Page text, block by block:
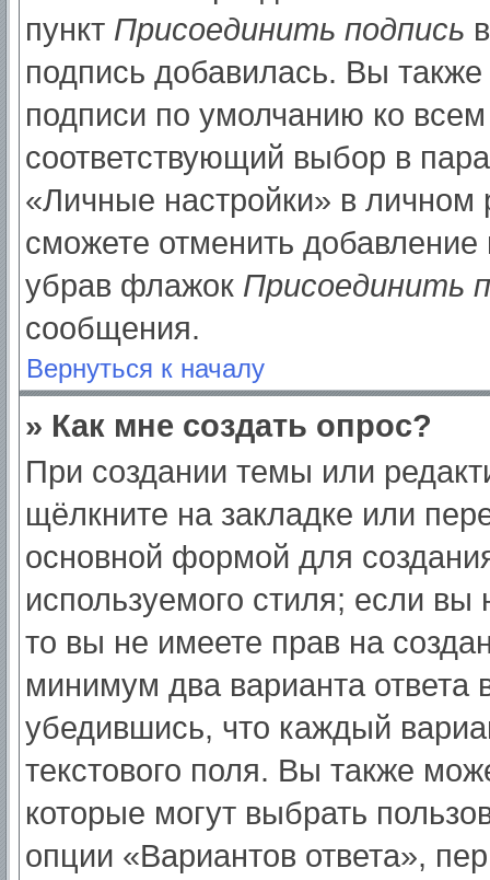
пункт Присоединить подпись
подпись добавилась. Вы
подписи по умолчанию ко
соответствующий выбор в
«Личные настройки» в
сможете отменить
убрав флажок Присоединить
сообщения.
Вернуться к началу
» Как мне создать опрос?
При создании темы или
щёлкните на закладке или
основной формой для
используемого стиля; если
то вы не имеете прав на
минимум два варианта ответа
убедившись, что каждый
текстового поля. Вы также
которые могут выбрать
опции «Вариантов ответа»,